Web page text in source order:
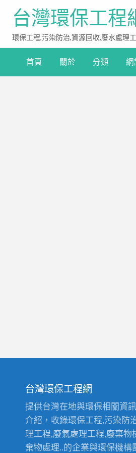
台灣環保工程
環保工程,污染防治,資源回收,廢水處理
首頁 關於 分類 網
台灣環保工程網
提供台灣在地與環保相關資
介紹，收錄環保工程,污染防
理工程,廢氣處理工程,廢棄物
棄物處理..的企業與環保機構